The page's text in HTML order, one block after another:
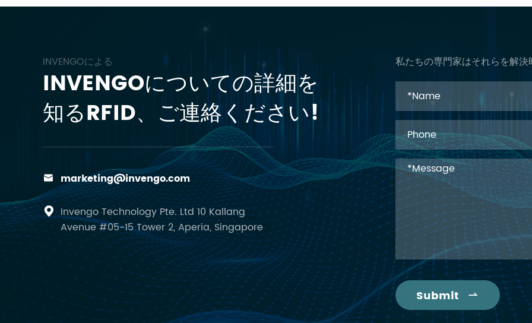
INVENGOによる
INVENGOについての詳細を
知るRFID、ご連絡ください!
 marketing@invengo.com
 Invengo Technology Pte. Ltd 10 Kallang
Avenue #05-15 Tower 2, Aperia, Singapore
私たちの専門家はそれらを解決
Submit 